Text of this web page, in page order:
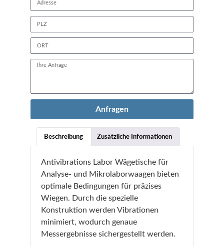
Beschreibung Zusätzliche Informationen
Antivibrations Labor Wägetische für
Analyse- und Mikrolaborwaagen bieten
optimale Bedingungen für präzises
Wiegen. Durch die spezielle
Konstruktion werden Vibrationen
minimiert, wodurch genaue
Messergebnisse sichergestellt werden.
Anfragen